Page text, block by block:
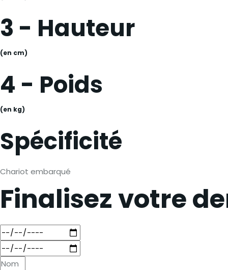
3 - Hauteur
(en cm)
4 - Poids
(en kg)
Spécificité
Chariot embarqué
Finalisez votre